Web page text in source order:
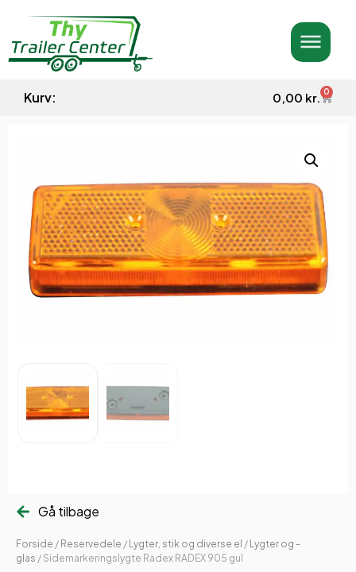
Kurv: 0,00 kr. 0
Gå tilbage
Forside / Reservedele / Lygter, stik og diverse el / Lygter og -
glas / Sidemarkeringslygte Radex RADEX 905 gul